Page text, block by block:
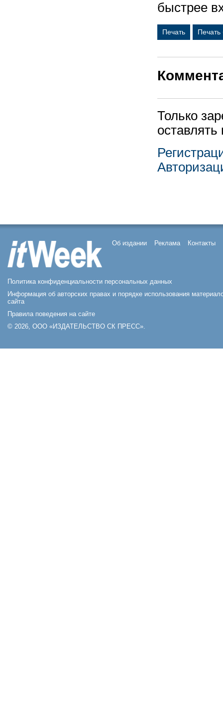
быстрее
Печать Печать
Только
Об издании Реклама Контакты
Политика конфиденциальности персональных данных
Информация об авторских правах и порядке использования
сайта
Правила поведения на сайте
© 2026, ООО «ИЗДАТЕЛЬСТВО СК ПРЕСС».